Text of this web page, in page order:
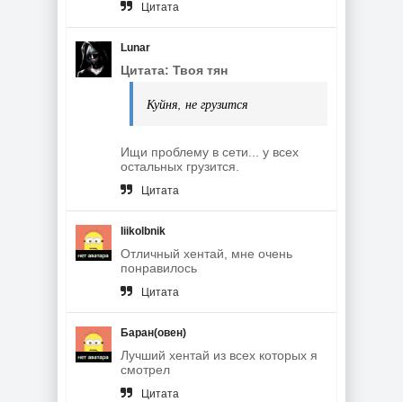
Цитата
Lunar
Цитата: Твоя тян
Куйня, не грузится
Ищи проблему в сети... у всех
остальных грузится.
Цитата
Iiikolbnik
Отличный хентай, мне очень
понравилось
Цитата
Баран(овен)
Лучший хентай из всех которых я
смотрел
Цитата